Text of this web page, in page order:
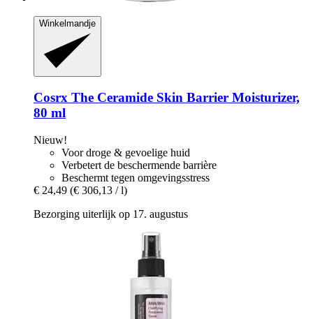
Winkelmandje
Cosrx The Ceramide Skin Barrier Moisturizer,
80 ml
Nieuw!
Voor droge & gevoelige huid
Verbetert de beschermende barrière
Beschermt tegen omgevingsstress
€ 24,49 (€ 306,13 / l)
Bezorging uiterlijk op 17. augustus